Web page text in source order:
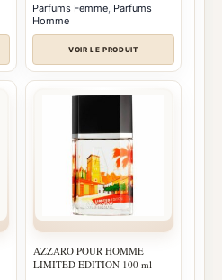
د.ج 19.500
د.ج 27.500
Parfums Femme, Parfums
Homme
VOIR LE PRODUIT
AZZARO POUR HOMME
LIMITED EDITION 100 ml